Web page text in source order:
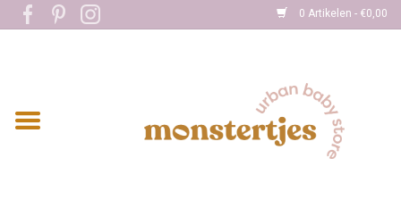
0 Artikelen - €0,00
Home
Kleding